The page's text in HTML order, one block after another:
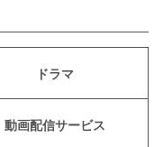
ドラマ
動画配信サービス